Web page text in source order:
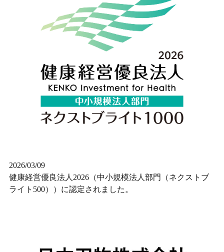
2026/03/09
健康経営優良法人2026（中小規模法人部門（ネクストブ
ライト500））に認定されました。